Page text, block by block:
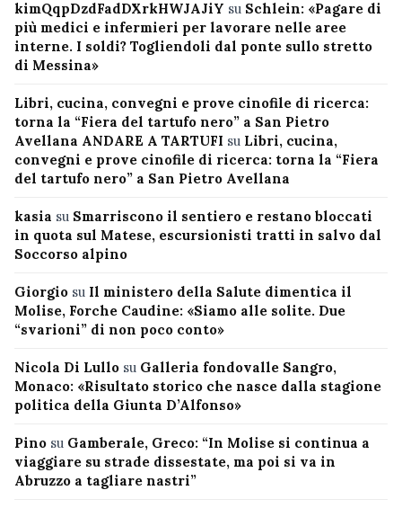
kimQqpDzdFadDXrkHWJAJiY su Schlein: «Pagare di
più medici e infermieri per lavorare nelle aree
interne. I soldi? Togliendoli dal ponte sullo stretto
di Messina»
Libri, cucina, convegni e prove cinofile di ricerca:
torna la “Fiera del tartufo nero” a San Pietro
Avellana ANDARE A TARTUFI su Libri, cucina,
convegni e prove cinofile di ricerca: torna la “Fiera
del tartufo nero” a San Pietro Avellana
kasia su Smarriscono il sentiero e restano bloccati
in quota sul Matese, escursionisti tratti in salvo dal
Soccorso alpino
Giorgio su Il ministero della Salute dimentica il
Molise, Forche Caudine: «Siamo alle solite. Due
“svarioni” di non poco conto»
Nicola Di Lullo su Galleria fondovalle Sangro,
Monaco: «Risultato storico che nasce dalla stagione
politica della Giunta D’Alfonso»
Pino su Gamberale, Greco: “In Molise si continua a
viaggiare su strade dissestate, ma poi si va in
Abruzzo a tagliare nastri”